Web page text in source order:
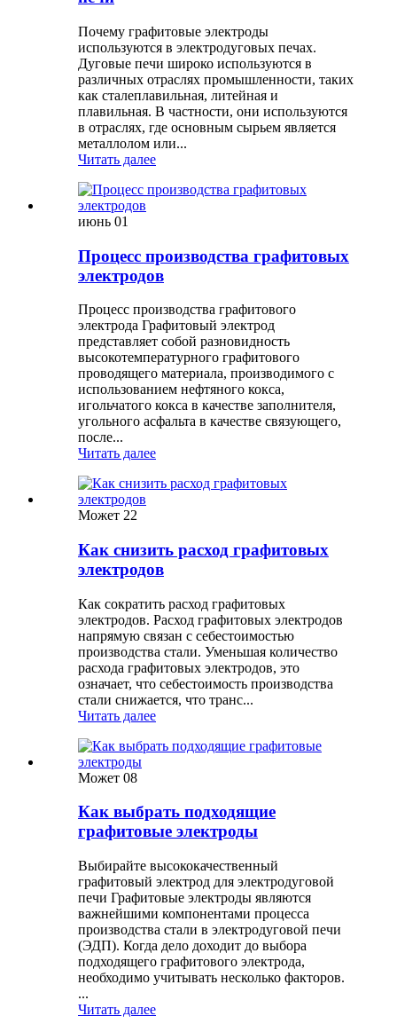
Почему графитовые электроды
используются в электродуговых печах.
Дуговые печи широко используются в
различных отраслях промышленности, таких
как сталеплавильная, литейная и
плавильная. В частности, они используются
в отраслях, где основным сырьем является
металлолом или...
Читать далее
июнь 01
Процесс производства графитовых
электродов
Процесс производства графитового
электрода Графитовый электрод
представляет собой разновидность
высокотемпературного графитового
проводящего материала, производимого с
использованием нефтяного кокса,
игольчатого кокса в качестве заполнителя,
угольного асфальта в качестве связующего,
после...
Читать далее
Может 22
Как снизить расход графитовых
электродов
Как сократить расход графитовых
электродов. Расход графитовых электродов
напрямую связан с себестоимостью
производства стали. Уменьшая количество
расхода графитовых электродов, это
означает, что себестоимость производства
стали снижается, что транс...
Читать далее
Может 08
Как выбрать подходящие
графитовые электроды
Выбирайте высококачественный
графитовый электрод для электродуговой
печи Графитовые электроды являются
важнейшими компонентами процесса
производства стали в электродуговой печи
(ЭДП). Когда дело доходит до выбора
подходящего графитового электрода,
необходимо учитывать несколько факторов.
...
Читать далее